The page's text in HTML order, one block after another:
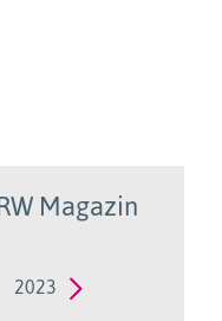
Magazin
2023